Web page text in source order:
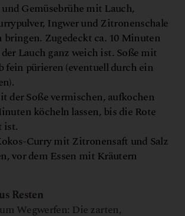
Gemüsebrühe mit Lauch,
Ingwer und Zitronenschale
bringen. Zugedeckt ca. 10 Minuten
Lauch ganz weich ist. Soße mit
fein pürieren (eventuell durch ein
der Soße vermischen, aufkochen
köcheln lassen, bis die Rote
ist.
Curry mit Zitronensaft und Salz
vor dem Essen mit Kräutern
Resten
Wegwerfen: Die zarten,